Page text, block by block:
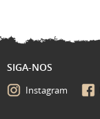
SIGA-NOS
Instagram